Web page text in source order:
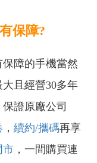
保障?
障的手機當然
大且經營30多年
證原廠公司
， 續約/攜碼再享
市 ，一間購買連